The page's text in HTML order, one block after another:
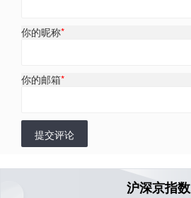
你的昵称*
你的邮箱*
提交评论
沪深京指数